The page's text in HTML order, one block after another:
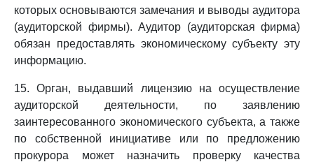
которых основываются замечания и выводы аудитора
(аудиторской фирмы). Аудитор (аудиторская фирма)
обязан предоставлять экономическому субъекту эту
информацию.
15. Орган, выдавший лицензию на осуществление
аудиторской деятельности, по заявлению
заинтересованного экономического субъекта, а также
по собственной инициативе или по предложению
прокурора может назначить проверку качества